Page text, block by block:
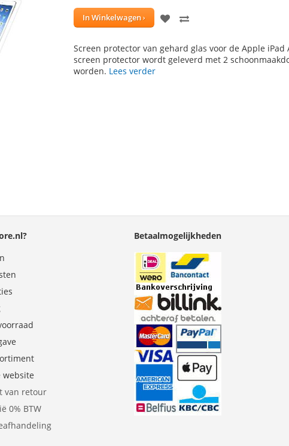
In Winkelwagen
VOEG
AANTE
Screen protector van gehard glas voor de Apple iPad
screen protector wordt geleverd met 2
worden. Lees verder
pagina
website
van retour
0% BTW
Betaalmogelijkheden